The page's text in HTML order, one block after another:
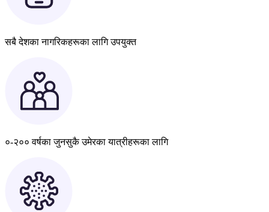
सबै देशका नागरिकहरूका लागि उपयुक्त
०-२०० वर्षका जुनसुकै उमेरका यात्रीहरूका लागि